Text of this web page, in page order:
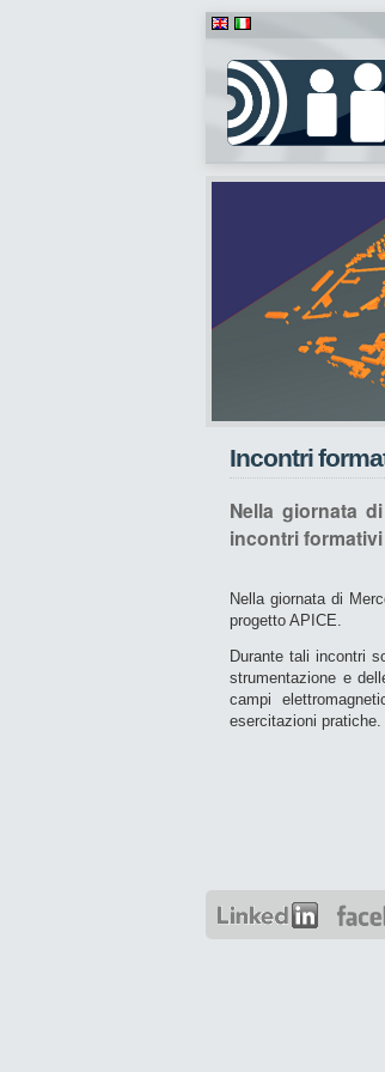
Incontri
Nella giornata
incontri
Nella giornata di
progetto APICE.
Durante tali incontri
strumentazione e
campi
esercitazioni pratiche.